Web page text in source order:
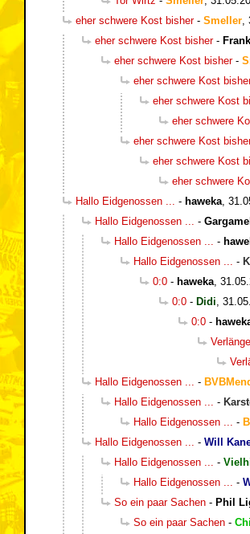
eher schwere Kost bisher- Smeller
eher schwere Kost bisher-
eher schwere Kost bisher-
eher schwere Kost
eher schwere Kost
eher schwere
eher schwere Kost
eher schwere Kost
eher schwere
Hallo Eidgenossen ...
- haweka
Hallo Eidgenossen ...
-
Hallo Eidgenossen ...
-
Hallo Eidgenossen ...
-
0:0 - haweka
0:0 - Didi
0:0 -
Hallo Eidgenossen ...
-
Hallo Eidgenossen ...
-
Hallo Eidgenossen ...
-
Hallo Eidgenossen ...
- Will
Hallo Eidgenossen ...
-
Hallo Eidgenossen ...
-
So ein paar Sachen - Phil
So ein paar Sachen -